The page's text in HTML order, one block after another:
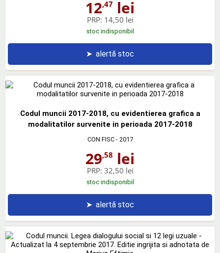
12,47 lei
PRP: 14,50 lei
stoc indisponibil
➤ alertă stoc
Codul muncii 2017-2018, cu evidentierea grafica a
modalitatilor survenite in perioada 2017-2018
CON FISC- 2017
29,58 lei
PRP: 32,50 lei
stoc indisponibil
➤ alertă stoc